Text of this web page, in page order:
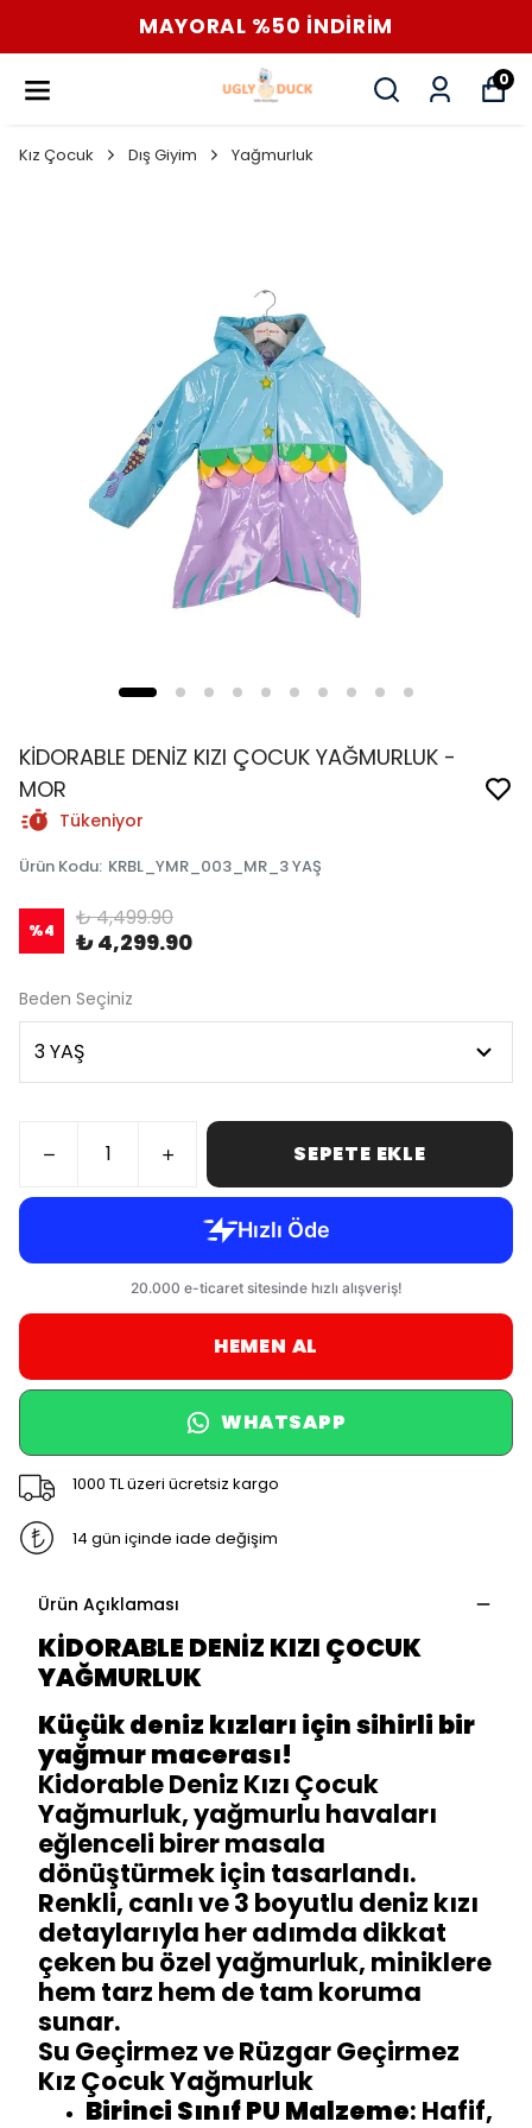
MAYORAL %50 İNDİRİM
0
Kız Çocuk Dış Giyim Yağmurluk
KİDORABLE DENİZ KIZI ÇOCUK YAĞMURLUK -
MOR
Tükeniyor
Ürün Kodu: KRBL_YMR_003_MR_3 YAŞ
%4 ₺ 4,499.90
₺ 4,299.90
Beden Seçiniz
SEPETE EKLE
HEMEN AL
WHATSAPP
1000 TL üzeri ücretsiz kargo
14 gün içinde iade değişim
Ürün Açıklaması
KİDORABLE DENİZ KIZI ÇOCUK
YAĞMURLUK
Küçük deniz kızları için sihirli bir
yağmur macerası!
Kidorable Deniz Kızı Çocuk
Yağmurluk, yağmurlu havaları
eğlenceli birer masala
dönüştürmek için tasarlandı.
Renkli, canlı ve 3 boyutlu deniz kızı
detaylarıyla her adımda dikkat
çeken bu özel yağmurluk, miniklere
hem tarz hem de tam koruma
sunar.
Su Geçirmez ve Rüzgar Geçirmez
Kız Çocuk Yağmurluk
Birinci Sınıf PU Malzeme: Hafif,